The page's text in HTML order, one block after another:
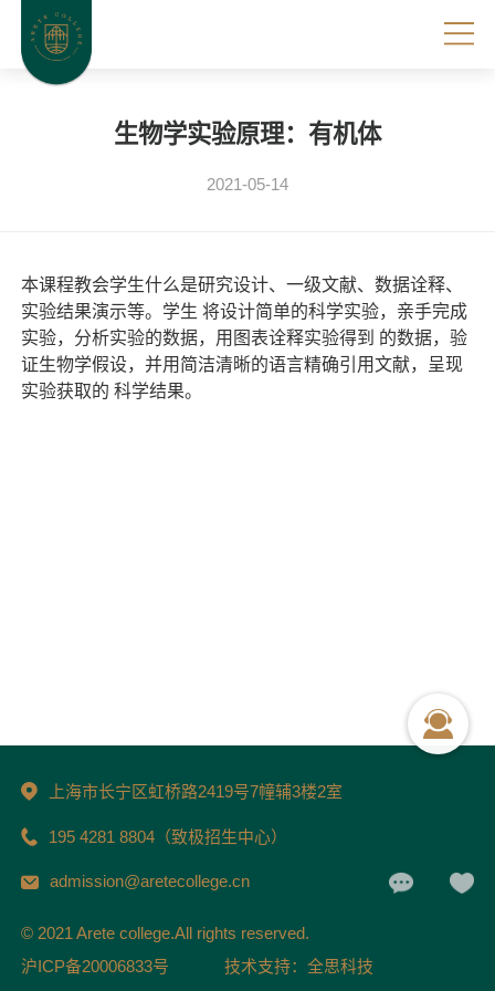
生物学实验原理：有机体
2021-05-14
本课程教会学生什么是研究设计、一级文献、数据诠释、
实验结果演示等。学生 将设计简单的科学实验，亲手完成
实验，分析实验的数据，用图表诠释实验得到 的数据，验
证生物学假设，并用简洁清晰的语言精确引用文献，呈现
实验获取的 科学结果。
上海市长宁区虹桥路2419号7幢辅3楼2室
195 4281 8804（致极招生中心）
admission@aretecollege.cn
© 2021 Arete college.All rights reserved.
沪ICP备20006833号
技术支持：全思科技